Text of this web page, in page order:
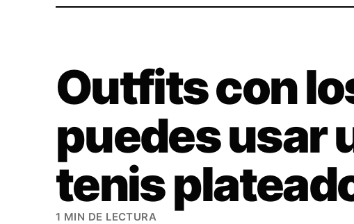
Outfits con
puedes usar
tenis
1 MIN DE LECTURA